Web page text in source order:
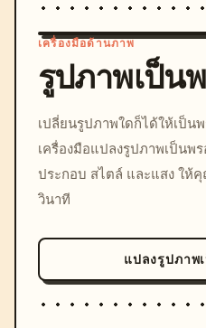
เครื่องมือด้านภาพ
รูปภาพเป็น
เปลี่ยนรูปภาพใดก็ได้ให้เป็น
เครื่องมือแปลงรูปภาพเป็นพ
ประกอบ สไตล์ และแสง ให้
วินาที
แปลงรูปภาพ